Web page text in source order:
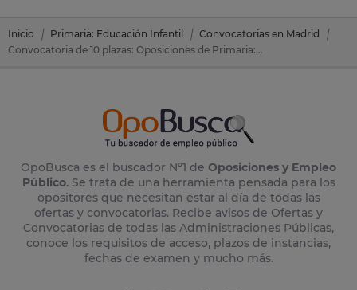
Inicio Primaria: Educación Infantil
Convocatorias en Madrid
Convocatoria de 10 plazas: Oposiciones de Primaria: Educación Infantil en Madrid (Madrid)
OpoBusca es el buscador Nº1 de Oposiciones y Empleo
Público. Se trata de una herramienta pensada para los
opositores que necesitan estar al día de todas las
ofertas y convocatorias. Recibe avisos de Ofertas y
Convocatorias de todas las Administraciones Públicas,
conoce los requisitos de acceso, plazos de instancias,
fechas de examen y mucho más.